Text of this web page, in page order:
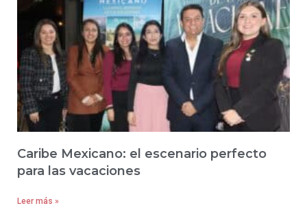
Caribe Mexicano: el escenario perfecto
para las vacaciones
Leer más »